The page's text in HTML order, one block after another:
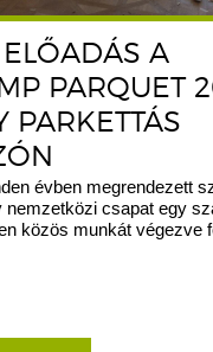
A
PARQUET
PARKETTÁS
évben megrendezett
nemzetközi csapat egy
közös munkát végezve